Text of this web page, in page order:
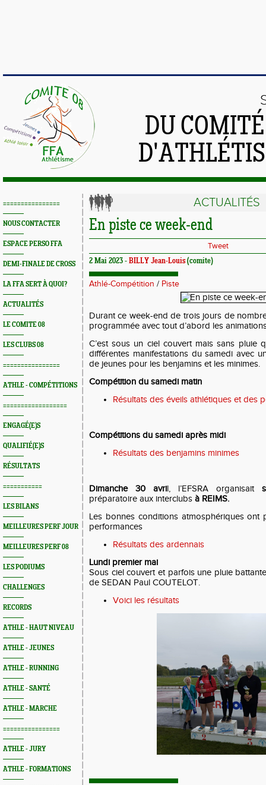
DU
================
NOUS CONTACTER
ESPACE PERSO FFA
DEMI-FINALE DE CROSS
LA FFA SERT À QUOI?
ACTUALITÉS
LE COMITE 08
LES CLUBS 08
================
ATHLE - COMPÉTITIONS
==================
ENGAGÉ(E)S
QUALIFIÉ(E)S
RÉSULTATS
===========
LES BILANS
MEILLEURES PERF JOUR
MEILLEURES PERF 08
LES PODIUMS
CHALLENGES
RECORDS
ATHLE - HAUT NIVEAU
ATHLE - JEUNES
ATHLE - RUNNING
ATHLE - SANTÉ
ATHLE - MARCHE
================
ATHLE - JURY
ATHLE - FORMATIONS
ACTUALITÉS
En piste ce week-end
Tweet
2 Mai 2023 - BILLY Jean-Louis(comite)
Athlé-Compétition / Piste
Durant ce week-end de trois jours de
programmée avec tout d’abord les
C’est sous un ciel couvert mais sans pluie
différentes manifestations du samedi avec
de jeunes pour les benjamins et les minimes.
Compétition du samedi matin
Résultats des éveils athlétiques et des
Compétitions du samedi après midi
Résultats des benjamins minimes
Dimanche 30 avril, l’EFSRA organisait
préparatoire aux interclubs à REIMS.
Les bonnes conditions atmosphériques ont
performances
Résultats des ardennais
Lundi premier mai
Sous ciel couvert et parfois une pluie
de SEDAN Paul COUTELOT.
Voici les résultats